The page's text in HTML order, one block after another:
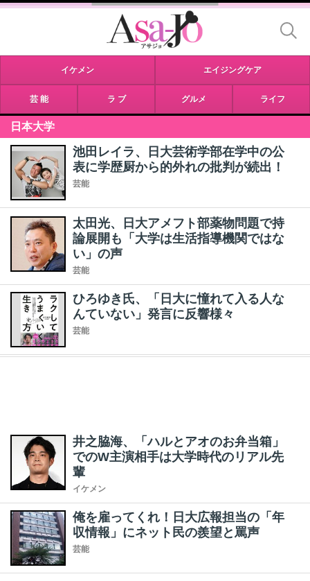
イケメン エイジングケア
芸 能 ラ ブ グルメ ライフ
日本大学
池田レイラ、日大芸術学部在学中の公
表に学歴厨から的外れの批判が続出！
芸能
太田光、日大アメフト部薬物問題で持
論展開も「大学は生活指導機関ではな
い」の声
芸能
ひろゆき氏、「日大に憧れて入る人な
んていない」発言に反響様々
芸能
井之脇海、「ハルとアオのお弁当箱」
でのW主演相手は大学時代のリアル先
輩
イケメン
俺を雇ってくれ！日大広報担当の「年
収情報」にネット民の羨望と罵声
芸能